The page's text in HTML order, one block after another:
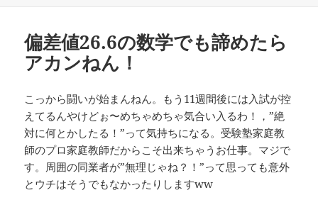
ー
偏差値26.6の数学でも諦めたら
アカンねん！
こっから闘いが始まんねん。もう11週間後には入試が控
えてるんやけどぉ〜めちゃめちゃ気合い入るわ！，”絶
対に何とかしたる！”って気持ちになる。受験塾家庭教
師のプロ家庭教師だからこそ出来ちゃうお仕事。マジで
す。周囲の同業者が”無理じゃね？！”って思っても意外
とウチはそうでもなかったりしますww